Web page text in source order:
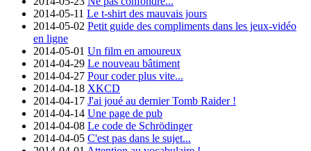
2014-05-11 Le t-shirt des mauvais jours
2014-05-02 Petit guide des compliments dans les jeux-vidéo
en ligne
2014-05-01 Un film en amoureux
2014-04-29 Le nouveau bâtiment
2014-04-27 Pour coder plus vite...
2014-04-18 XKCD
2014-04-17 J'ai joué au dernier Tomb Raider !
2014-04-14 Une page de pub
2014-04-08 Le code de Schrödinger
2014-04-05 C'est pas dans le sujet...